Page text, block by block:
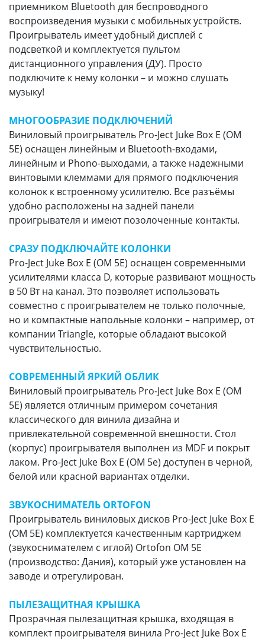
приемником Bluetooth для беспроводного
воспроизведения музыки с мобильных устройств.
Проигрыватель имеет удобный дисплей с
подсветкой и комплектуется пультом
дистанционного управления (ДУ). Просто
подключите к нему колонки – и можно слушать
музыку!
МНОГООБРАЗИЕ ПОДКЛЮЧЕНИЙ
Виниловый проигрыватель Pro-Ject Juke Box E (OM
5E) оснащен линейным и Bluetooth-входами,
линейным и Phono-выходами, а также надежными
винтовыми клеммами для прямого подключения
колонок к встроенному усилителю. Все разъёмы
удобно расположены на задней панели
проигрывателя и имеют позолоченные контакты.
СРАЗУ ПОДКЛЮЧАЙТЕ КОЛОНКИ
Pro-Ject Juke Box E (OM 5E) оснащен современными
усилителями класса D, которые развивают мощность
в 50 Вт на канал. Это позволяет использовать
совместно с проигрывателем не только полочные,
но и компактные напольные колонки – например, от
компании Triangle, которые обладают высокой
чувствительностью.
СОВРЕМЕННЫЙ ЯРКИЙ ОБЛИК
Виниловый проигрыватель Pro-Ject Juke Box E (OM
5E) является отличным примером сочетания
классического для винила дизайна и
привлекательной современной внешности. Стол
(корпус) проигрывателя выполнен из MDF и покрыт
лаком. Pro-Ject Juke Box E (OM 5e) доступен в черной,
белой или красной вариантах отделки.
ЗВУКОСНИМАТЕЛЬ ORTOFON
Проигрыватель виниловых дисков Pro-Ject Juke Box E
(OM 5E) комплектуется качественным картриджем
(звукоснимателем с иглой) Ortofon OM 5E
(производство: Дания), который уже установлен на
заводе и отрегулирован.
ПЫЛЕЗАЩИТНАЯ КРЫШКА
Прозрачная пылезащитная крышка, входящая в
комплект проигрывателя винила Pro-Ject Juke Box E